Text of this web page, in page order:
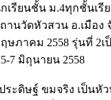
เรียนชั้น ม.4ทุกชั้นเรี
านวัดหัวสวน อ.เมือง
ษภาคม 2558 รุ่นที่ 2เ
7 มิถุนายน 2558
ระดิษฐ์ ขมจริง เป็น